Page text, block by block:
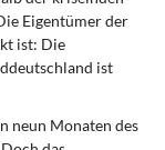
Eigentümer der
ist: Die
ist
neun Monaten des